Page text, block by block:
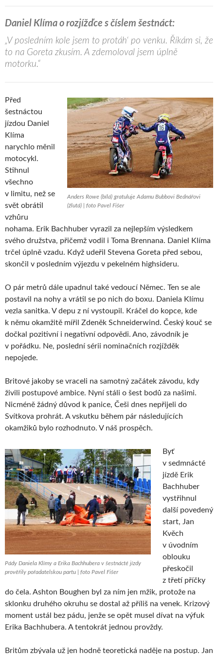
Daniel Klíma o rozjížďce s číslem šestnáct:
„V posledním kole jsem to protáh‘ po venku. Říkám si, že
to na Goreta zkusím. A zdemoloval jsem úplně
motorku.“
Anders Rowe (bílá) gratuluje Adamu Bubbovi Bednářovi
(žlutá) | foto Pavel Fišer
Před
šestnáctou
jízdou Daniel
Klíma
narychlo měnil
motocykl.
Stihnul
všechno
v limitu, než se
svět obrátil
vzhůru
nohama. Erik Bachhuber vyrazil za nejlepším výsledkem
svého družstva, přičemž vodil i Toma Brennana. Daniel Klíma
trčel úplně vzadu. Když udeřil Stevena Goreta před sebou,
skončil v posledním výjezdu v pekelném highsideru.
O pár metrů dále upadnul také vedoucí Němec. Ten se ale
postavil na nohy a vrátil se po nich do boxu. Daniela Klímu
vezla sanitka. V depu z ní vystoupil. Kráčel do kopce, kde
k němu okamžitě mířil Zdeněk Schneiderwind. Český kouč se
dočkal pozitivní i negativní odpovědi. Ano, závodník je
v pořádku. Ne, poslední sérii nominačních rozjížděk
nepojede.
Britové jakoby se vraceli na samotný začátek závodu, kdy
živili postupové ambice. Nyní stáli o šest bodů za našimi.
Nicméně žádný důvod k panice, Češi dnes nepřijeli do
Svítkova prohrát. A vskutku během pár následujících
okamžiků bylo rozhodnuto. V náš prospěch.
Pády Daniela Klímy a Erika Bachhubera v šestnácté jízdy
prověřily pořadatelskou partu | foto Pavel Fišer
Byť
v sedmnácté
jízdě Erik
Bachhuber
vystřihnul
další povedený
start, Jan
Kvěch
v úvodním
oblouku
přeskočil
z třetí příčky
do čela. Ashton Boughen byl za ním jen mžik, protože na
sklonku druhého okruhu se dostal až příliš na venek. Krizový
moment ustál bez pádu, jenže se opět musel dívat na výfuk
Erika Bachhubera. A tentokrát jednou provždy.
Britům zbývala už jen hodně teoretická naděje na postup. Jan